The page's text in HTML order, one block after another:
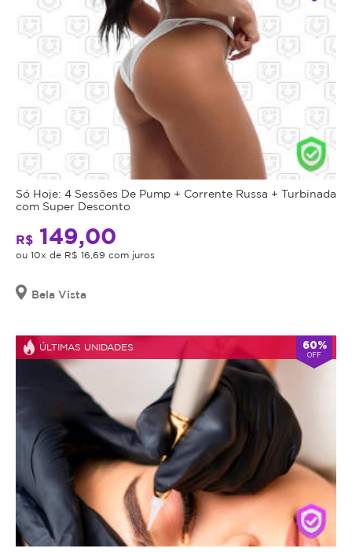
Só Hoje: 4 Sessões De Pump + Corrente Russa + Turbinada
com Super Desconto
R$ 149,00
ou 10x de R$ 16,69 com juros
Bela Vista
ÚLTIMAS UNIDADES 60%
OFF